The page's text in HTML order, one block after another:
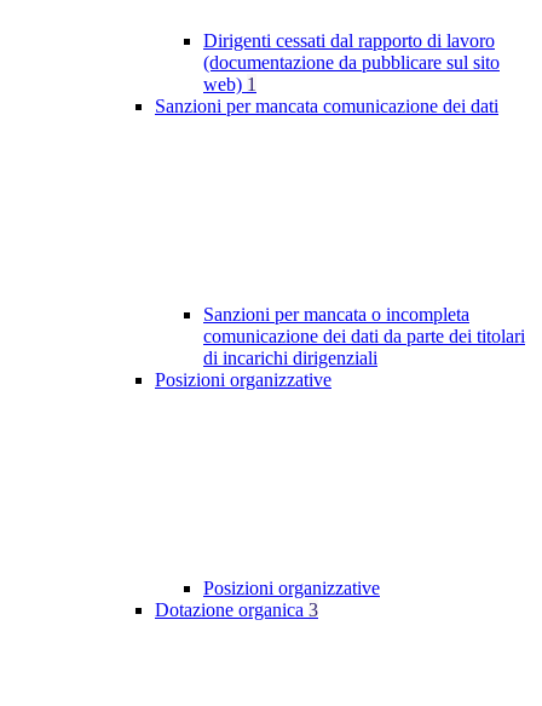
Dirigenti cessati dal rapporto di lavoro
(documentazione da pubblicare sul sito
web) 1
Sanzioni per mancata comunicazione dei dati
Sanzioni per mancata o incompleta
comunicazione dei dati da parte dei titolari
di incarichi dirigenziali
Posizioni organizzative
Posizioni organizzative
Dotazione organica 3